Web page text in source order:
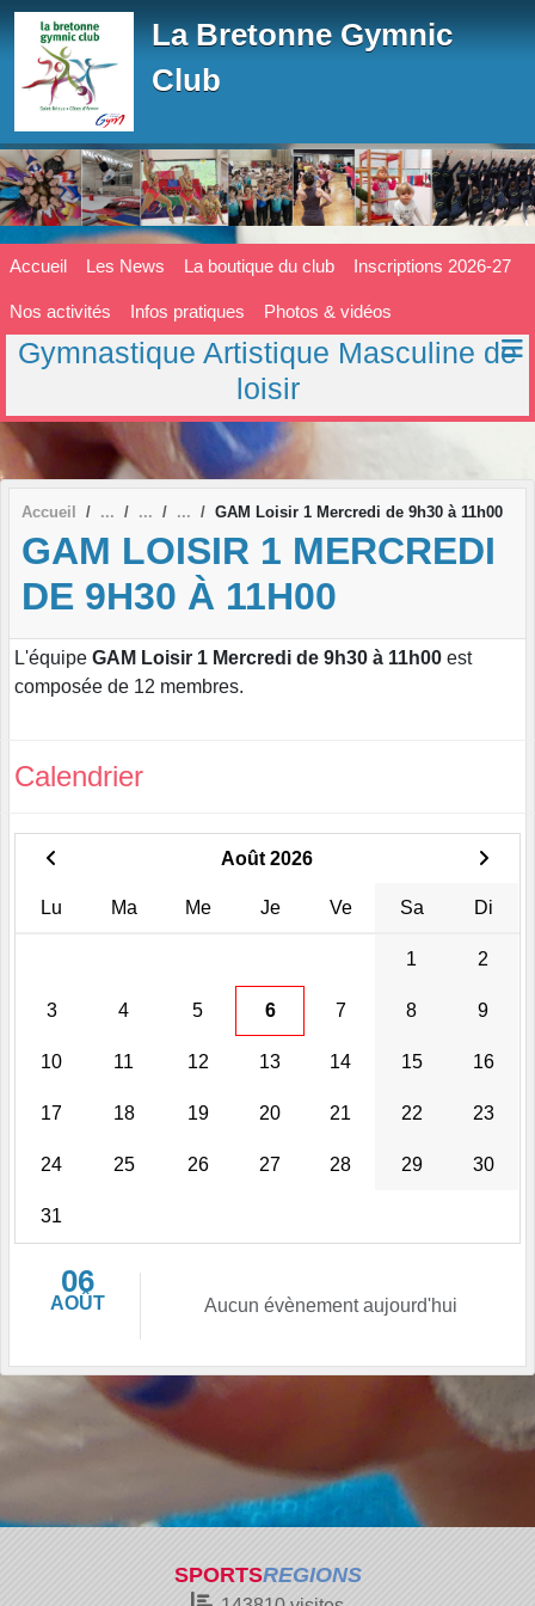
La Bretonne Gymnic
Club
Accueil Les News La boutique du club Inscriptions 2026-27
Nos activités Infos pratiques Photos & vidéos
Gymnastique Artistique Masculine de
loisir
Accueil GAM Loisir 1 Mercredi de 9h30 à 11h00
GAM LOISIR 1 MERCREDI
DE 9H30 À 11H00
L'équipe GAM Loisir 1 Mercredi de 9h30 à 11h00 est
composée de 12 membres.
Calendrier
Août 2026
Lu Ma Me Je Ve Sa Di
1 2
3 4 5 6 7 8 9
10 11 12 13 14 15 16
17 18 19 20 21 22 23
24 25 26 27 28 29 30
31
06
AOÛT Aucun évènement aujourd'hui
SPORTSREGIONS
Panneau de gestion des cookies